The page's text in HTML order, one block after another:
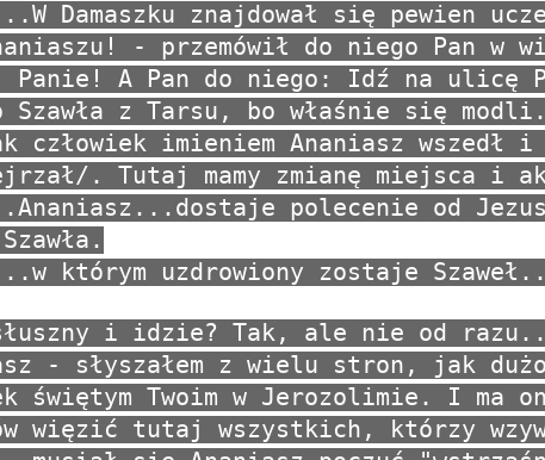
Damaszku znajdował się pewien
- przemówił do niego Pan w
Panie! A Pan do niego: Idź na ulicę
Szawła z Tarsu, bo właśnie się
imieniem Ananiasz wszedł i
. Tutaj mamy zmianę miejsca i
polecenie od
którym uzdrowiony zostaje
i idzie? Tak, ale nie od
- słyszałem z wielu stron, jak
świętym Twoim w Jerozolimie. I ma
więzić tutaj wszystkich, którzy